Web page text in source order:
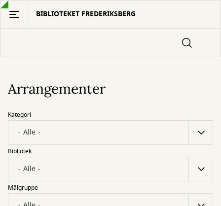
Gå
hovedindhold
BIBLIOTEKET FREDERIKSBERG
Arrangementer
Kategori
Bibliotek
Målgruppe